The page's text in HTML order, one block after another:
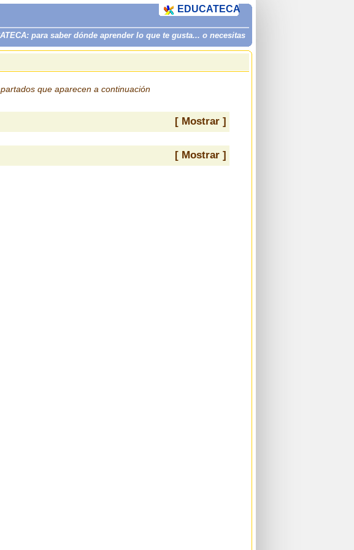
para saber dónde aprender lo que te gusta... o necesitas
EDUCATECA
que aparecen a continuación
[ Mostrar ]
[ Mostrar ]